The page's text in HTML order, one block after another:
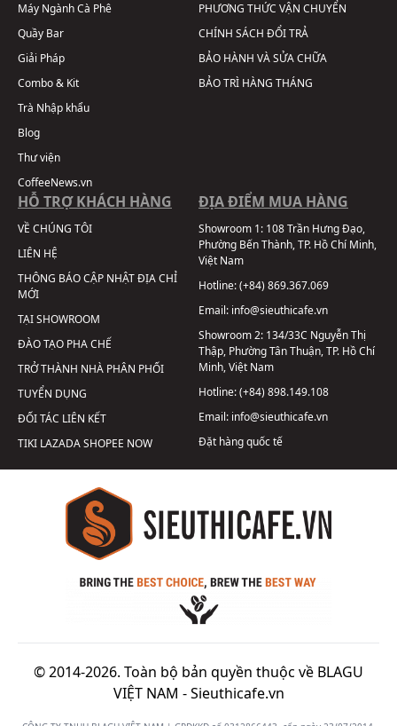
Máy Ngành Cà Phê
Quầy Bar
Giải Pháp
Combo & Kit
Trà Nhập khẩu
Blog
Thư viện
CoffeeNews.vn
PHƯƠNG THỨC VẬN CHUYỂN
CHÍNH SÁCH ĐỔI TRẢ
BẢO HÀNH VÀ SỬA CHỮA
BẢO TRÌ HÀNG THÁNG
HỖ TRỢ KHÁCH HÀNG
VỀ CHÚNG TÔI
LIÊN HỆ
THÔNG BÁO CẬP NHẬT ĐỊA CHỈ
MỚI
TẠI SHOWROOM
ĐÀO TẠO PHA CHẾ
TRỞ THÀNH NHÀ PHÂN PHỐI
TUYỂN DỤNG
ĐỐI TÁC LIÊN KẾT
TIKI LAZADASHOPEE NOW
ĐỊA ĐIỂM MUA HÀNG
Showroom 1: 108 Trần Hưng Đạo,
Phường Bến Thành, TP. Hồ Chí Minh,
Việt Nam
Hotline:(+84) 869.367.069
Email: info@sieuthicafe.vn
Showroom 2: 134/33C Nguyễn Thị
Thập, Phường Tân Thuận, TP. Hồ Chí
Minh, Việt Nam
Hotline:(+84) 898.149.108
Email: info@sieuthicafe.vn
Đặt hàng quốc tế
© 2014-2026. Toàn bộ bản quyền thuộc về BLAGU
VIỆT NAM -Sieuthicafe.vn